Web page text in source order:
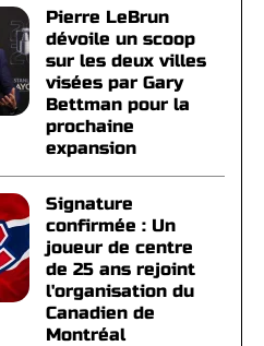
Pierre LeBrun
dévoile un scoop
sur les deux villes
visées par Gary
Bettman pour la
prochaine
expansion
Signature
confirmée : Un
joueur de centre
de 25 ans rejoint
l'organisation du
Canadien de
Montréal